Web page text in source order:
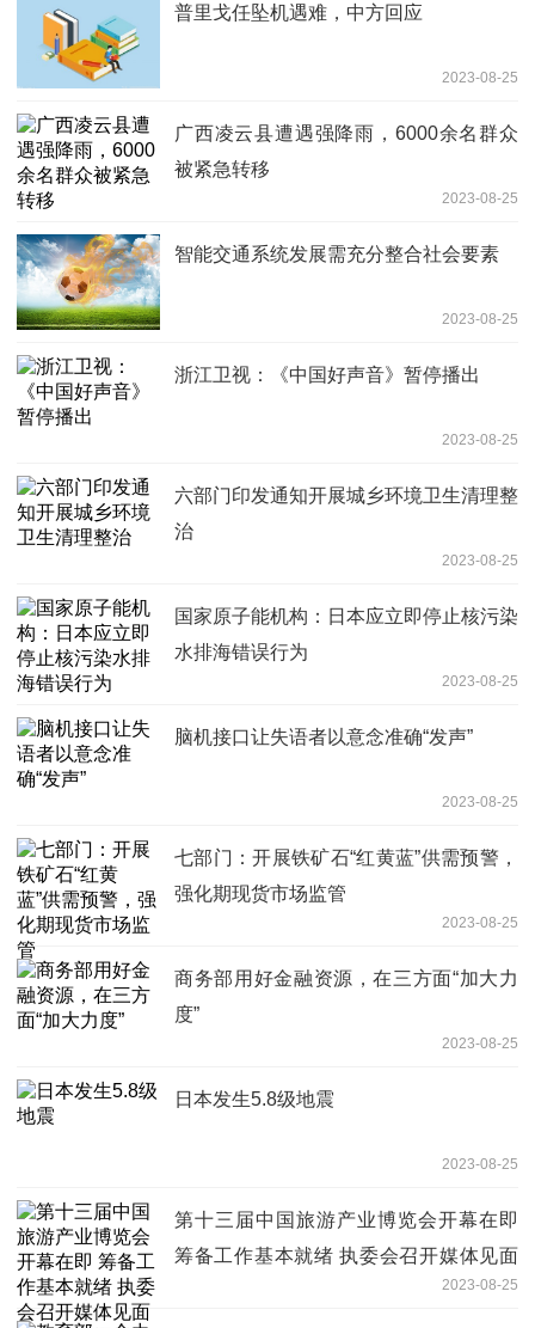
普里戈任坠机遇难，中方回应
2023-08-25
广西凌云县遭遇强降雨，6000余名群众
被紧急转移
2023-08-25
智能交通系统发展需充分整合社会要素
2023-08-25
浙江卫视：《中国好声音》暂停播出
2023-08-25
六部门印发通知开展城乡环境卫生清理整
治
2023-08-25
国家原子能机构：日本应立即停止核污染
水排海错误行为
2023-08-25
脑机接口让失语者以意念准确“发声”
2023-08-25
七部门：开展铁矿石“红黄蓝”供需预警，
强化期现货市场监管
2023-08-25
商务部用好金融资源，在三方面“加大力
度”
2023-08-25
日本发生5.8级地震
2023-08-25
第十三届中国旅游产业博览会开幕在即
筹备工作基本就绪 执委会召开媒体见面
2023-08-25